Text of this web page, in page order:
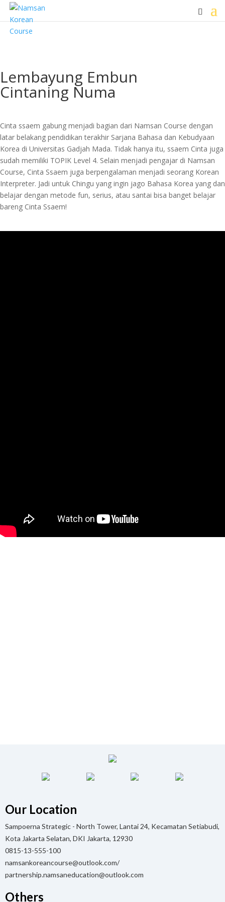
Lembayung Embun
Cintaning Numa
Cinta ssaem gabung menjadi bagian dari Namsan Course dengan
latar belakang pendidikan terakhir Sarjana Bahasa dan Kebudyaan
Korea di Universitas Gadjah Mada. Tidak hanya itu, ssaem Cinta juga
sudah memiliki TOPIK Level 4. Selain menjadi pengajar di Namsan
Course, Cinta Ssaem juga berpengalaman menjadi seorang Korean
Interpreter. Jadi untuk Chingu yang ingin jago Bahasa Korea yang dan
belajar dengan metode fun, serius, atau santai bisa banget belajar
bareng Cinta Ssaem!
Our Location
Sampoerna Strategic - North Tower, Lantai 24, Kecamatan Setiabudi,
Kota Jakarta Selatan, DKI Jakarta, 12930
0815-13-555-100
namsankoreancourse@outlook.com/
partnership.namsaneducation@outlook.com
Others